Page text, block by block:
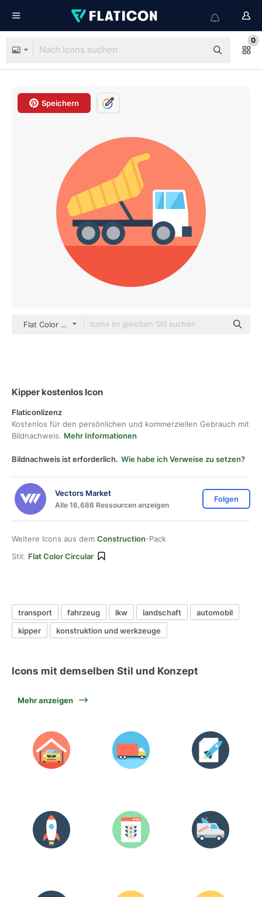
0
Speichern
Flat Color Circular
Kipper kostenlos Icon
Flaticonlizenz
Kostenlos für den persönlichen und kommerziellen Gebrauch mit
Bildnachweis. Mehr Informationen
Bildnachweis ist erforderlich. Wie habe ich Verweise zu setzen?
Vectors Market
Alle 16,686 Ressourcen anzeigen
Folgen
Weitere Icons aus dem Construction-Pack
Stil: Flat Color Circular
transport fahrzeug lkw landschaft
automobil
kipper
konstruktion und werkzeuge
Icons mit demselben Stil und Konzept
Mehr anzeigen